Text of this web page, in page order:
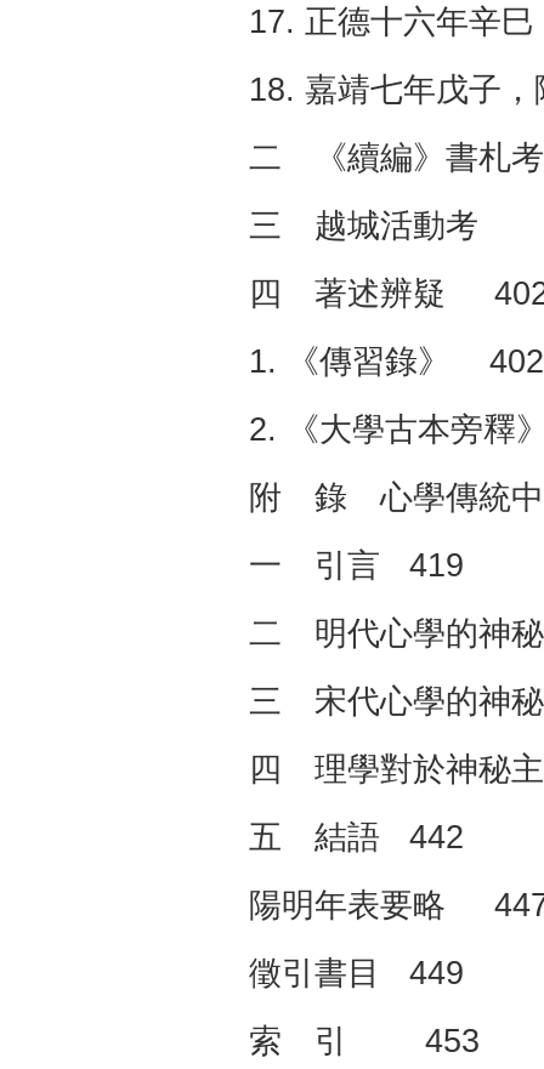
17. 正德十六年辛
18. 嘉靖七年戊
二 《續編》書札
三 越城活動
四 著述辨疑
1. 《傳習錄》 402
2. 《大學古本旁釋
附 錄 心學傳統中
一 引言 419
二 明代心學的神
三 宋代心學的神
四 理學對於神秘
五 結語 442
陽明年表要略
徵引書目 449
索 引 453